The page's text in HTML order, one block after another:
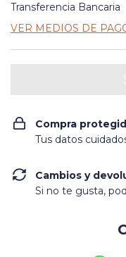
Transferencia Bancaria
VER MEDIOS DE
Compra
Tus datos
Cambios y
Si no te gusta,